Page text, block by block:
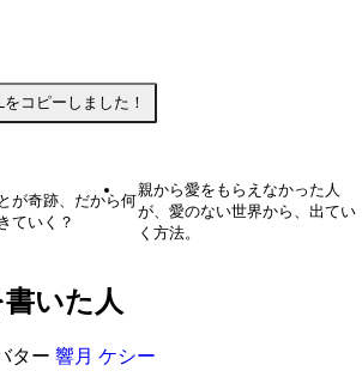
をコピーしました！
が奇跡、だから何
ていく？
親から愛をもらえなかった人
が、愛のない世界から、出てい
く方法。
いた人
響月 ケシー